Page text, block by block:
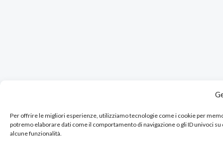
Per offrire le migliori esperienze, utilizziamo tecnologie come i cookie per
potremo elaborare dati come il comportamento di navigazione o gli ID univoci
alcune funzionalità.